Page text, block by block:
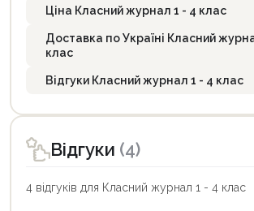
Ціна Класний журнал 1 - 4 клас
Доставка по Україні Класний
клас
Відгуки Класний журнал 1 - 4 клас
Відгуки (4)
4 відгуків для Класний журнал 1 - 4 клас